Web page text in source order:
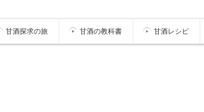
甘酒探求の旅 甘酒の教科書 甘酒レシピ